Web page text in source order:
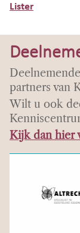
Lister
partners van
Wilt u ook
Kijk dan hier